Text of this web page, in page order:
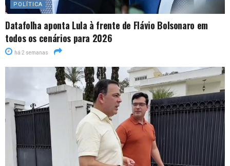
POLÍTICA
Datafolha aponta Lula à frente de Flávio Bolsonaro em
todos os cenários para 2026
há 2 semanas